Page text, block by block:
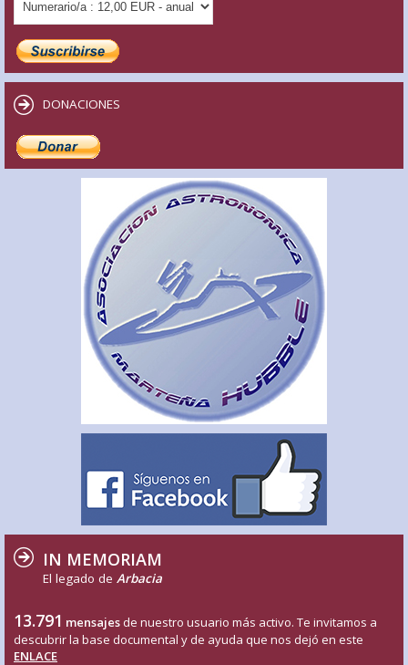
DONACIONES
IN MEMORIAM
El legado de Arbacia
13.791 mensajes de nuestro usuario más activo. Te invitamos a
descubrir la base documental y de ayuda que nos dejó en este
ENLACE